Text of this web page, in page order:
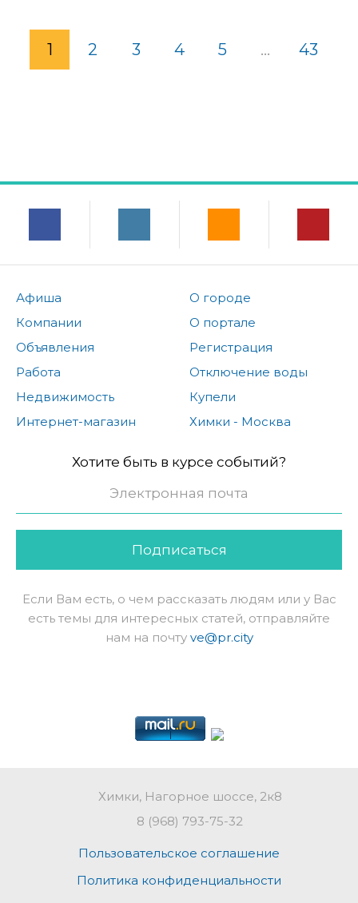
1 2 3 4 5 ... 43
Афиша
Компании
Объявления
Работа
Недвижимость
Интернет-магазин
О городе
О портале
Регистрация
Отключение воды
Купели
Химки - Москва
Хотите быть в курсе событий?
Подписаться
Если Вам есть, о чем рассказать людям или у Вас
есть темы для интересных статей, отправляйте
нам на почту ve@pr.city
Химки, Нагорное шоссе, 2к8
8 (968) 793-75-32
Пользовательское соглашение
Политика конфиденциальности